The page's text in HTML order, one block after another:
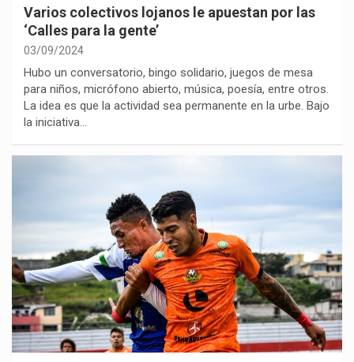
Varios colectivos lojanos le apuestan por las
‘Calles para la gente’
03/09/2024
Hubo un conversatorio, bingo solidario, juegos de mesa
para niños, micrófono abierto, música, poesía, entre otros.
La idea es que la actividad sea permanente en la urbe. Bajo
la iniciativa…